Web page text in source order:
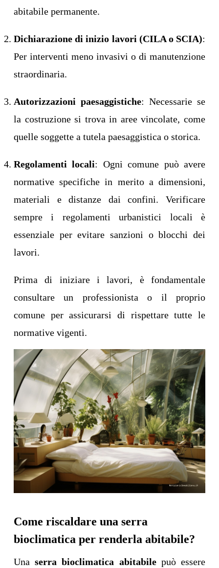
abitabile permanente.
Dichiarazione di inizio lavori (CILA o SCIA):
Per interventi meno invasivi o di manutenzione
straordinaria.
Autorizzazioni paesaggistiche: Necessarie se
la costruzione si trova in aree vincolate, come
quelle soggette a tutela paesaggistica o storica.
Regolamenti locali: Ogni comune può avere
normative specifiche in merito a dimensioni,
materiali e distanze dai confini. Verificare
sempre i regolamenti urbanistici locali è
essenziale per evitare sanzioni o blocchi dei
lavori.
Prima di iniziare i lavori, è fondamentale
consultare un professionista o il proprio
comune per assicurarsi di rispettare tutte le
normative vigenti.
Come riscaldare una serra
bioclimatica per renderla abitabile?
Unaserra bioclimatica abitabilepuò essere